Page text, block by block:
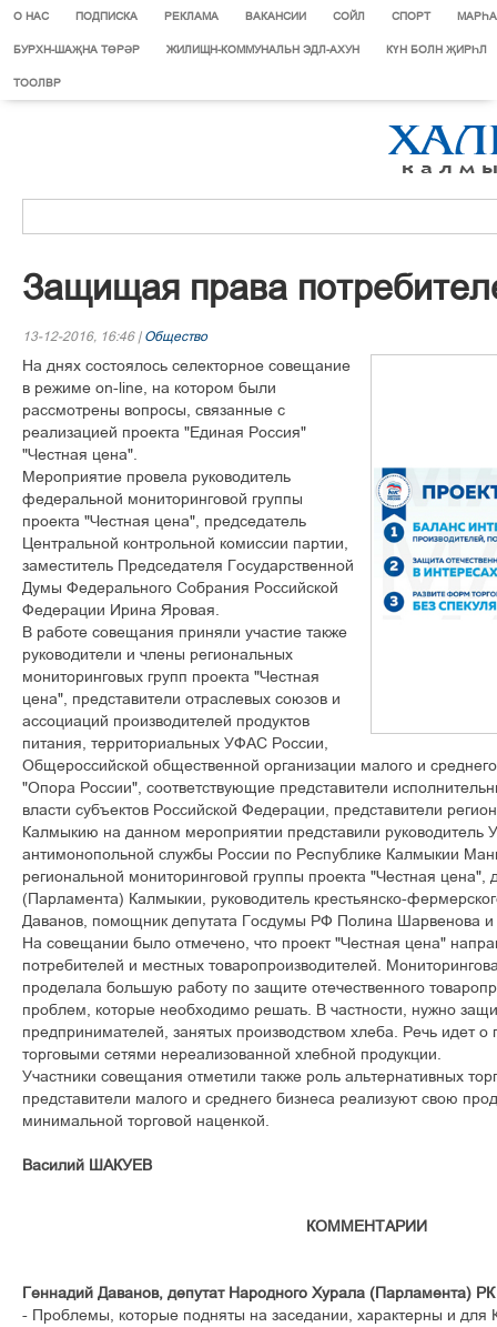
О НАС ПОДПИСКА РЕКЛАМА ВАКАНСИИ СОЙЛ СПОРТ
БУРХН-ШАҖНА ТӨРӘР ЖИЛИЩН-КОММУНАЛЬН ЭДЛ-АХУН КҮН БОЛН ҖИРҺЛ
ТООЛВР
Çàùèùàÿ ïðàâà
13-12-2016, 16:46 | Общество
Íà äíÿõ ñîñòîÿëîñü ñåëåêòîðíîå ñîâåùàíèå
â ðåæèìå on-line, íà êîòîðîì áûëè
ðàññìîòðåíû âîïðîñû, ñâÿçàííûå ñ
ðåàëèçàöèåé ïðîåêòà "Åäèíàÿ Ðîññèÿ"
"×åñòíàÿ öåíà".
Ìåðîïðèÿòèå ïðîâåëà ðóêîâîäèòåëü
ôåäåðàëüíîé ìîíèòîðèíãîâîé ãðóïïû
ïðîåêòà "×åñòíàÿ öåíà", ïðåäñåäàòåëü
Öåíòðàëüíîé êîíòðîëüíîé êîìèññèè ïàðòèè,
çàìåñòèòåëü Ïðåäñåäàòåëÿ Ãîñóäàðñòâåííîé
Äóìû Ôåäåðàëüíîãî Ñîáðàíèÿ Ðîññèéñêîé
Ôåäåðàöèè Èðèíà ßðîâàÿ.
Â ðàáîòå ñîâåùàíèÿ ïðèíÿëè ó÷àñòèå òàêæå
ðóêîâîäèòåëè è ÷ëåíû ðåãèîíàëüíûõ
ìîíèòîðèíãîâûõ ãðóïï ïðîåêòà "×åñòíàÿ
öåíà", ïðåäñòàâèòåëè îòðàñëåâûõ ñîþçîâ è
àññîöèàöèé ïðîèçâîäèòåëåé ïðîäóêòîâ
ïèòàíèÿ, òåððèòîðèàëüíûõ ÓÔÀÑ Ðîññèè,
Îáùåðîññèéñêîé îáùåñòâåííîé îðãàíèçàöèè ìàëîãî è
"Îïîðà Ðîññèè", ñîîòâåòñòâóþùèå ïðåäñòàâèòåëè
âëàñòè ñóáúåêòîâ Ðîññèéñêîé Ôåäåðàöèè, ïðåäñòàâèòåëè
Êàëìûêèþ íà äàííîì ìåðîïðèÿòèè ïðåäñòàâèëè ðóêîâîäèòåëü
àíòèìîíîïîëüíîé ñëóæáû Ðîññèè ïî Ðåñïóáëèêå Êàëìûêèè
ðåãèîíàëüíîé ìîíèòîðèíãîâîé ãðóïïû ïðîåêòà "×åñòíàÿ öåíà",
(Ïàðëàìåíòà) Êàëìûêèè, ðóêîâîäèòåëü êðåñòüÿíñêî-
Äàâàíîâ, ïîìîùíèê äåïóòàòà Ãîñäóìû ÐÔ Ïîëèíà Øàðâåíîâà è
Íà ñîâåùàíèè áûëî îòìå÷åíî, ÷òî ïðîåêò "×åñòíàÿ öåíà"
ïîòðåáèòåëåé è ìåñòíûõ òîâàðîïðîèçâîäèòåëåé.
ïðîäåëàëà áîëüøóþ ðàáîòó ïî çàùèòå îòå÷åñòâåííîãî
ïðîáëåì, êîòîðûå íåîáõîäèìî ðåøàòü. Â ÷àñòíîñòè, íóæíî
ïðåäïðèíèìàòåëåé, çàíÿòûõ ïðîèçâîäñòâîì õëåáà. Ðå÷ü èäåò î
òîðãîâûìè ñåòÿìè íåðåàëèçîâàííîé õëåáíîé ïðîäóêöèè.
Ó÷àñòíèêè ñîâåùàíèÿ îòìåòèëè òàêæå ðîëü àëüòåðíàòèâíûõ
ïðåäñòàâèòåëè ìàëîãî è ñðåäíåãî áèçíåñà ðåàëèçóþò ñâîþ
ìèíèìàëüíîé òîðãîâîé íàöåíêîé.
Âàñèëèé ØÀÊÓÅÂ
КОММЕНТАРИИ
Ãåííàäèé Äàâàíîâ, äåïóòàò Íàðîäíîãî Õóðàëà (Ïàðëàìåíòà) ÐÊ
- Ïðîáëåìû, êîòîðûå ïîäíÿòû íà çàñåäàíèè, õàðàêòåðíû è äëÿ